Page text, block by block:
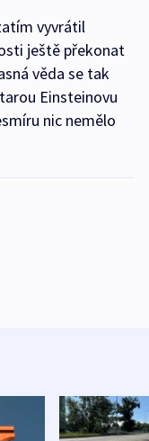
vyvrátil
ještě překonat
věda se tak
Einsteinovu
nic nemělo